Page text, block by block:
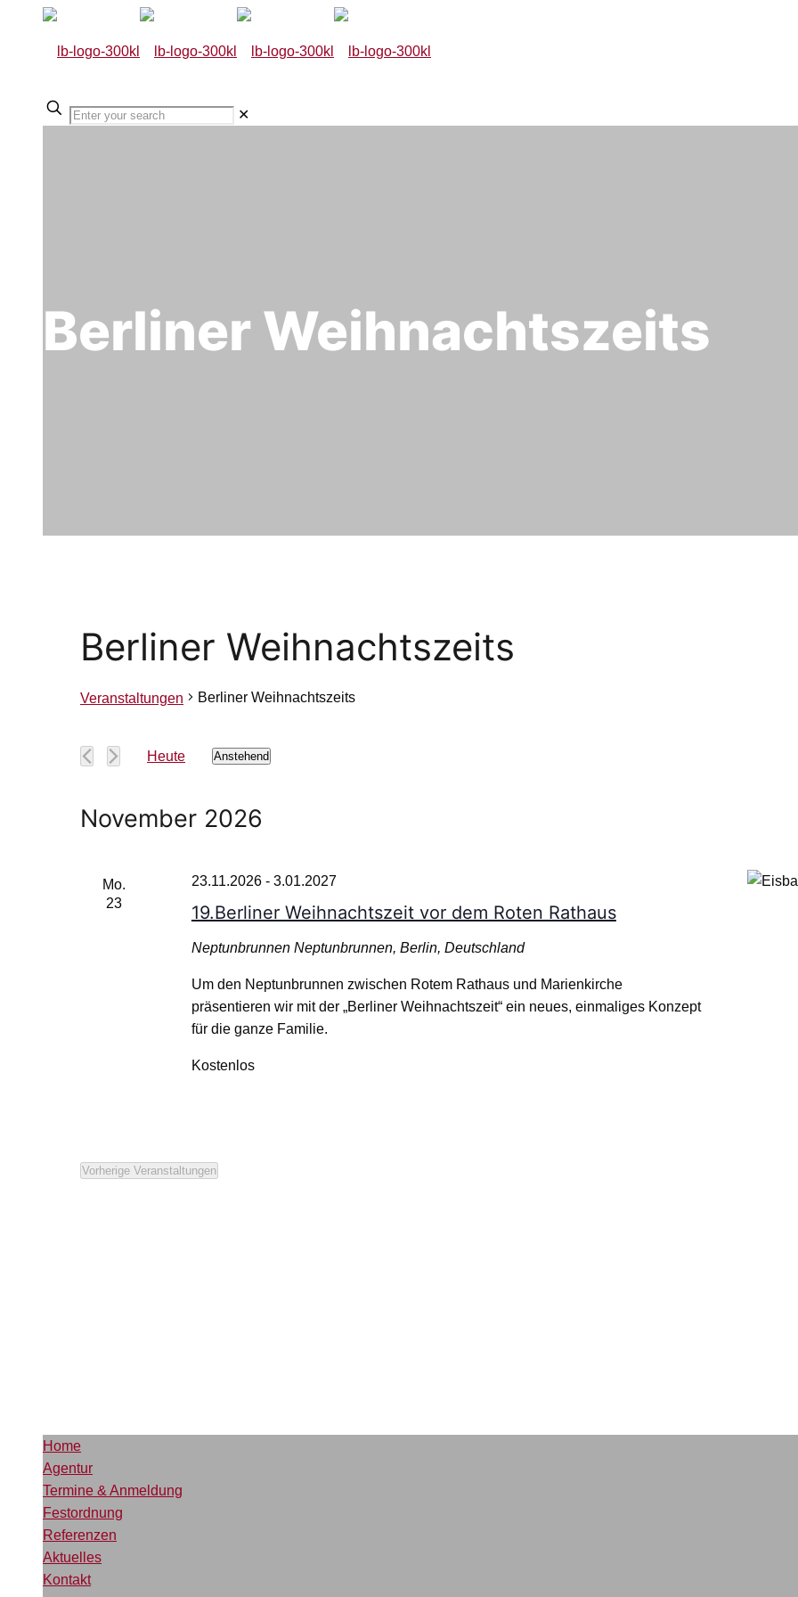
✕
Berliner Weihnachtszeits
Berliner Weihnachtszeits
Veranstaltungen Berliner Weihnachtszeits
Veranstaltungen
Heute Anstehend
November 2026
Mo.
23
19.Berliner Weihnachtszeit vor dem Roten Rathaus
23.11.2026- 3.01.2027
Neptunbrunnen Neptunbrunnen, Berlin, Deutschland
Um den Neptunbrunnen zwischen Rotem Rathaus und Marienkirche
präsentieren wir mit der „Berliner Weihnachtszeit“ ein neues, einmaliges Konzept
für die ganze Familie.
Kostenlos
Vorherige Veranstaltungen
Home
Agentur
Termine & Anmeldung
Festordnung
Referenzen
Aktuelles
Kontakt